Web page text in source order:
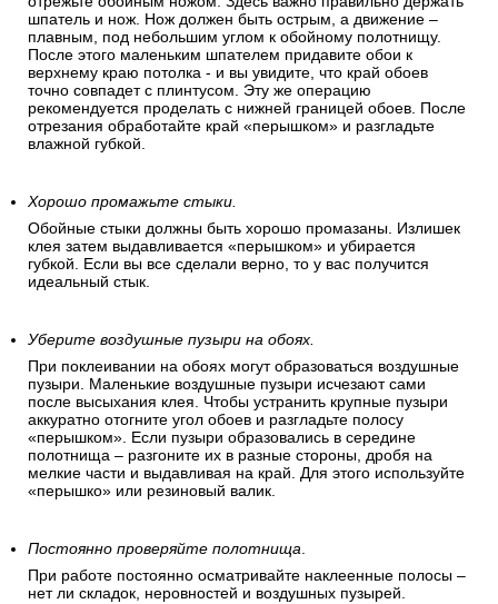
шпатель и нож. Нож должен быть острым, а движение –
плавным, под небольшим углом к обойному полотнищу.
После этого маленьким шпателем придавите обои к
верхнему краю потолка - и вы увидите, что край обоев
точно совпадет с плинтусом. Эту же операцию
рекомендуется проделать с нижней границей обоев. После
отрезания обработайте край «перышком» и разгладьте
влажной губкой.
Хорошо промажьте стыки.
Обойные стыки должны быть хорошо промазаны. Излишек
клея затем выдавливается «перышком» и убирается
губкой. Если вы все сделали верно, то у вас получится
идеальный стык.
Уберите воздушные пузыри на обоях.
При поклеивании на обоях могут образоваться воздушные
пузыри. Маленькие воздушные пузыри исчезают сами
после высыхания клея. Чтобы устранить крупные пузыри
аккуратно отогните угол обоев и разгладьте полосу
«перышком». Если пузыри образовались в середине
полотнища – разгоните их в разные стороны, дробя на
мелкие части и выдавливая на край. Для этого используйте
«перышко» или резиновый валик.
Постоянно проверяйте полотнища.
При работе постоянно осматривайте наклеенные полосы –
нет ли складок, неровностей и воздушных пузырей.